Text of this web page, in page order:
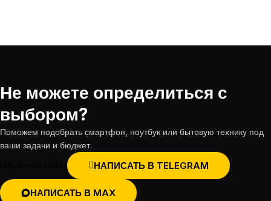
Не можете определиться с
выбором?
Поможем подобрать смартфон, ноутбук или бытовую технику под
ваши задачи и бюджет.
НАПИСАТЬ В TELEGRAM
НАПИСАТЬ В MAX